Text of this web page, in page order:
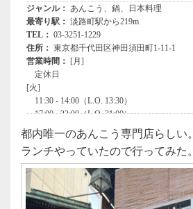
都内唯一のあんこう専門店らしい。
ランチやっていたので行ってみた。